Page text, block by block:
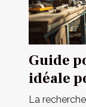
Guide
idéale
La